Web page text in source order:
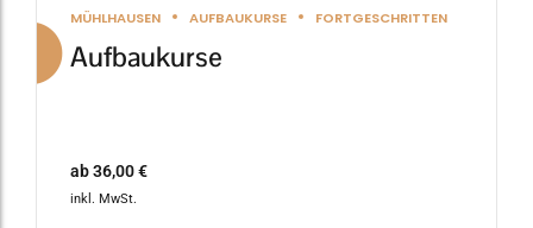
MÜHLHAUSEN AUFBAUKURSE FORTGESCHRITTEN
Aufbaukurse
ab36,00€
inkl. MwSt.